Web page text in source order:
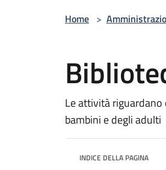
Home >
Le attività
bambini e degli adulti
INDICE DELLA PAGINA